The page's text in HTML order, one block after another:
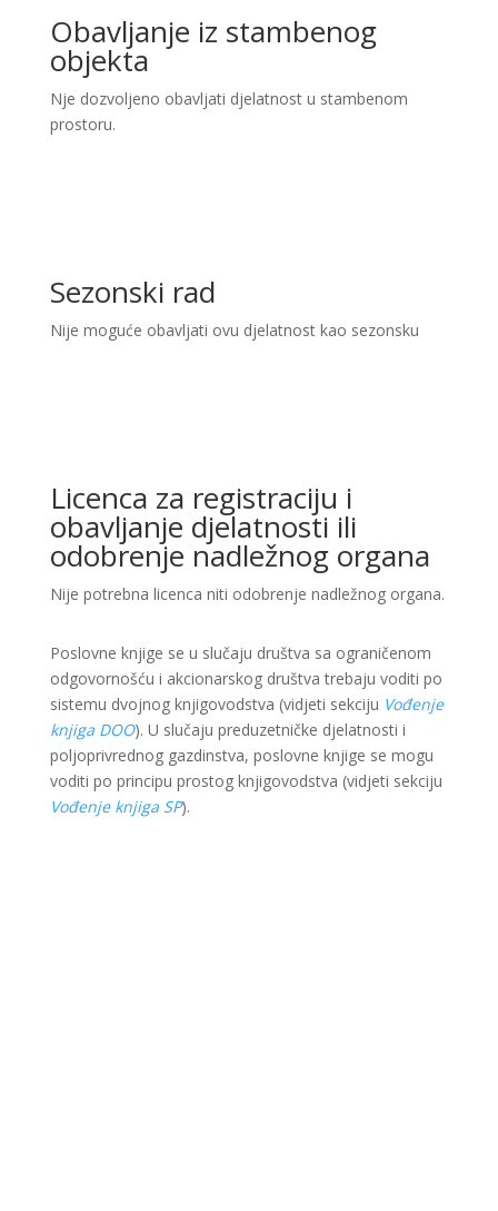
Obavljanje iz stambenog
objekta
Nje dozvoljeno obavljati djelatnost u stambenom
prostoru.
Sezonski rad
Nije moguće obavljati ovu djelatnost kao sezonsku
Licenca za registraciju i
obavljanje djelatnosti ili
odobrenje nadležnog organa
Nije potrebna licenca niti odobrenje nadležnog organa.
Poslovne knjige se u slučaju društva sa ograničenom
odgovornošću i akcionarskog društva trebaju voditi po
sistemu dvojnog knjigovodstva (vidjeti sekciju Vođenje
knjiga DOO). U slučaju preduzetničke djelatnosti i
poljoprivrednog gazdinstva, poslovne knjige se mogu
voditi po principu prostog knjigovodstva (vidjeti sekciju
Vođenje knjiga SP).